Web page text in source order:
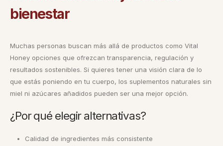
bienestar
Muchas personas buscan más allá de productos como Vital
Honey opciones que ofrezcan transparencia, regulación y
resultados sostenibles. Si quieres tener una visión clara de lo
que estás poniendo en tu cuerpo, los suplementos naturales sin
miel ni azúcares añadidos pueden ser una mejor opción.
¿Por qué elegir alternativas?
Calidad de ingredientes más consistente